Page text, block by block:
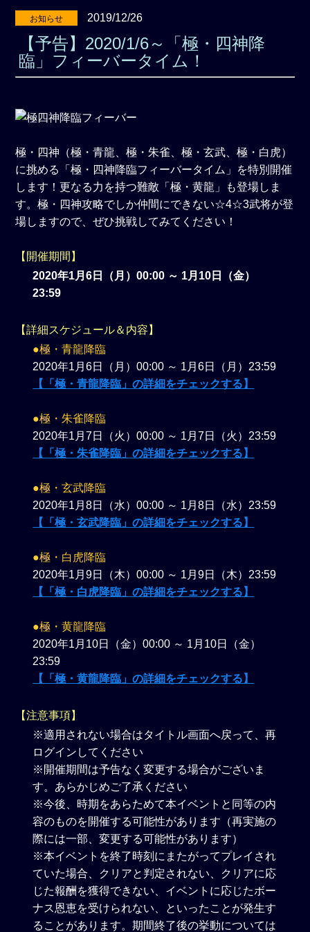
お知らせ 2019/12/26
【予告】2020/1/6～「極・四神降
臨」フィーバータイム！
極・四神（極・青龍、極・朱雀、極・玄武、極・白虎）
に挑める「極・四神降臨フィーバータイム」を特別開催
します！更なる力を持つ難敵「極・黄龍」も登場しま
す。極・四神攻略でしか仲間にできない☆4☆3武将が登
場しますので、ぜひ挑戦してみてください！
【開催期間】
2020年1月6日（月）00:00 ～ 1月10日（金）
23:59
【詳細スケジュール＆内容】
●極・青龍降臨
2020年1月6日（月）00:00 ～ 1月6日（月）23:59
【「極・青龍降臨」の詳細をチェックする】
●極・朱雀降臨
2020年1月7日（火）00:00 ～ 1月7日（火）23:59
【「極・朱雀降臨」の詳細をチェックする】
●極・玄武降臨
2020年1月8日（水）00:00 ～ 1月8日（水）23:59
【「極・玄武降臨」の詳細をチェックする】
●極・白虎降臨
2020年1月9日（木）00:00 ～ 1月9日（木）23:59
【「極・白虎降臨」の詳細をチェックする】
●極・黄龍降臨
2020年1月10日（金）00:00 ～ 1月10日（金）
23:59
【「極・黄龍降臨」の詳細をチェックする】
【注意事項】
※適用されない場合はタイトル画面へ戻って、再
ログインしてください
※開催期間は予告なく変更する場合がございま
す。あらかじめご了承ください
※今後、時期をあらためて本イベントと同等の内
容のものを開催する可能性があります（再実施の
際には一部、変更する可能性があります）
※本イベントを終了時刻にまたがってプレイされ
ていた場合、クリアと判定されない、クリアに応
じた報酬を獲得できない、イベントに応じたボー
ナス恩恵を受けられない、といったことが発生す
ることがあります。期間終了後の挙動については